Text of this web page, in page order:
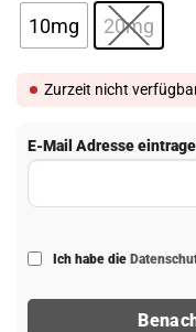
10mg 20mg
Zurzeit nicht
E-Mail Adresse
Ich habe die